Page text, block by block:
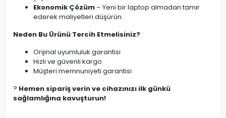
Ekonomik Çözüm – Yeni bir laptop almadan tamir
ederek maliyetleri düşürün.
Neden Bu Ürünü Tercih Etmelisiniz?
Orijinal uyumluluk garantisi
Hızlı ve güvenli kargo
Müşteri memnuniyeti garantisi
? Hemen sipariş verin ve cihazınızı ilk günkü
sağlamlığına kavuşturun!